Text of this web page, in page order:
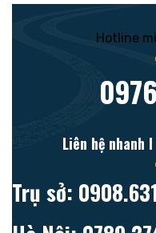
Hotline
Liên hệ nhanh
Trụ sở: